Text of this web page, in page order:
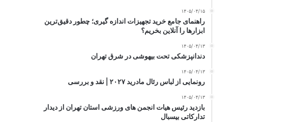
۱۴۰۵/۰۴/۱۵
راهنمای جامع خرید تجهیزات اندازه گیری؛ چطور دقیق‌ترین
ابزارها را آنلاین بخریم؟
۱۴۰۵/۰۴/۱۳
دندانپزشکی تحت بیهوشی در شرق تهران
۱۴۰۵/۰۴/۱۳
رونمایی از لباس رئال مادرید ۲۰۲۷ | نقد و بررسی
۱۴۰۵/۰۴/۱۳
بازدید رئیس هیات انجمن های ورزشی استان تهران از دیدار
تدارکاتی بیسبال